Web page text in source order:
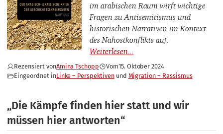
im arabischen Raum wirft wichtige
Fragen zu Antisemitismus und
historischen Narrativen im Kontext
des Nahostkonflikts auf.
Rezensiert vonAmina Tschopp Vom15. Oktober 2024
Eingeordnet inLinke – Perspektiven Migration – Rassismus
„Die Kämpfe finden hier statt und wir
müssen hier antworten“